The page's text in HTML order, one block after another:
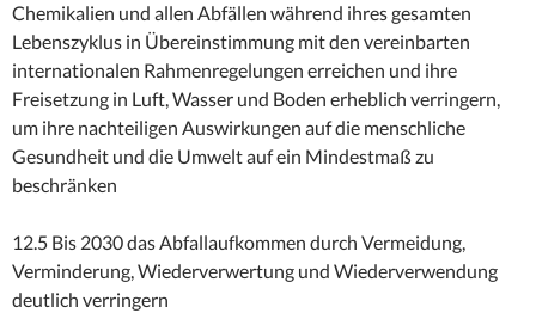
Chemikalien und allen Abfällen während ihres gesamten
Lebenszyklus in Übereinstimmung mit den vereinbarten
internationalen Rahmenregelungen erreichen und ihre
Freisetzung in Luft, Wasser und Boden erheblich verringern,
um ihre nachteiligen Auswirkungen auf die menschliche
Gesundheit und die Umwelt auf ein Mindestmaß zu
beschränken
12.5 Bis 2030 das Abfallaufkommen durch Vermeidung,
Verminderung, Wiederverwertung und Wiederverwendung
deutlich verringern